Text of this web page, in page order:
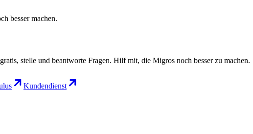
besser machen.
stelle und beantworte Fragen. Hilf mit, die Migros noch besser zu machen.
Kundendienst